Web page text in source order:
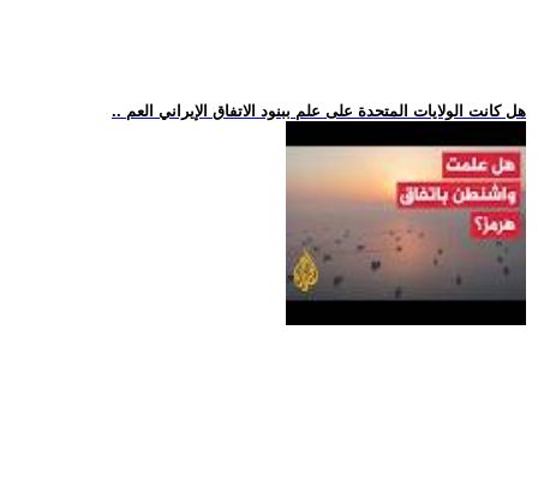
.. هل كانت الولايات المتحدة على علم ببنود الاتفاق الإيراني العم